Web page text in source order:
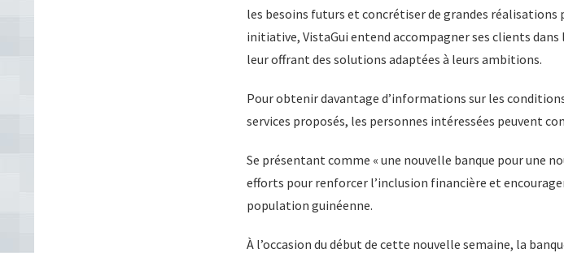
les besoins futurs et concrétiser de grandes
initiative, VistaGui entend accompagner ses clients
leur offrant des solutions adaptées à leurs ambitions.
Pour obtenir davantage d’informations sur les
services proposés, les personnes intéressées peuvent
Se présentant comme « une nouvelle banque pour une
efforts pour renforcer l’inclusion financière et
population guinéenne.
À l’occasion du début de cette nouvelle semaine, la